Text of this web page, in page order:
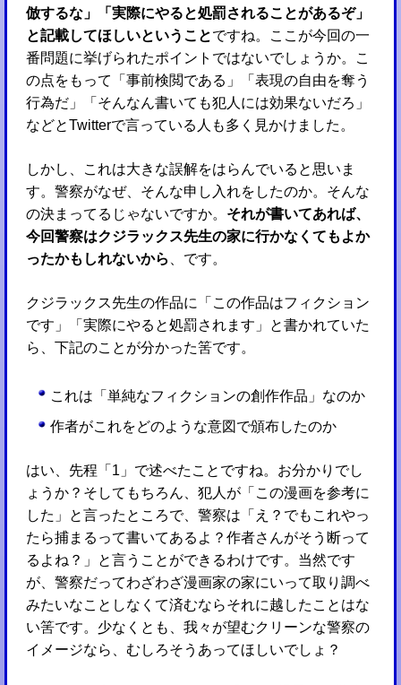
倣するな」「実際にやると処罰されることがあるぞ」
と記載してほしいということですね。ここが今回の一
番問題に挙げられたポイントではないでしょうか。こ
の点をもって「事前検閲である」「表現の自由を奪う
行為だ」「そんなん書いても犯人には効果ないだろ」
などとTwitterで言っている人も多く見かけました。
しかし、これは大きな誤解をはらんでいると思いま
す。警察がなぜ、そんな申し入れをしたのか。そんな
の決まってるじゃないですか。 それが書いてあれば、
今回警察はクジラックス先生の家に行かなくてもよか
ったかもしれないから 、です。
クジラックス先生の作品に「この作品はフィクション
です」「実際にやると処罰されます」と書かれていた
ら、下記のことが分かった筈です。
これは「単純なフィクションの創作作品」なのか
作者がこれをどのような意図で頒布したのか
はい、先程「1」で述べたことですね。お分かりでし
ょうか？そしてもちろん、犯人が「この漫画を参考に
した」と言ったところで、警察は「え？でもこれやっ
たら捕まるって書いてあるよ？作者さんがそう断って
るよね？」と言うことができるわけです。当然です
が、警察だってわざわざ漫画家の家にいって取り調べ
みたいなことしなくて済むならそれに越したことはな
い筈です。少なくとも、我々が望むクリーンな警察の
イメージなら、むしろそうあってほしいでしょ？